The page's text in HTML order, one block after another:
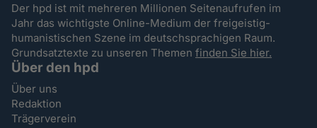
Der hpd ist mit mehreren Millionen Seitenaufrufen im
Jahr das wichtigste Online-Medium der freigeistig-
humanistischen Szene im deutschsprachigen Raum.
Grundsatztexte zu unseren Themenfinden Sie hier.
Über den hpd
Über uns
Redaktion
Trägerverein